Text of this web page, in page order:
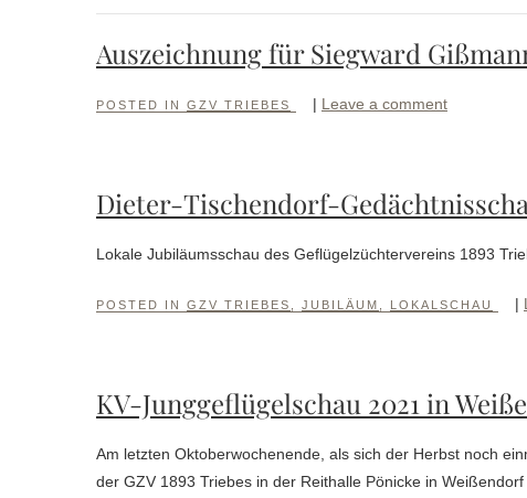
Auszeichnung für Siegward
POSTED IN GZV TRIEBES | Leave a comment
Dieter-Tischendorf-
Lokale Jubiläumsschau des Geflügelzüchtervereins 1893
POSTED IN GZV TRIEBES JUBILÄUM LOKALSCHAU |
KV-Junggeflügelschau 2021 in
Am letzten Oktoberwochenende, als sich der Herbst noch
der GZV 1893 Triebes in der Reithalle Pönicke in